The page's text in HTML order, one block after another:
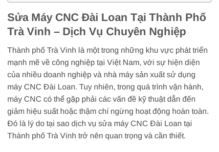
Sửa Máy CNC Đài Loan Tại Thành Phố
Trà Vinh – Dịch Vụ Chuyên Nghiệp
Thành phố Trà Vinh là một trong những khu vực phát triển
mạnh mẽ về công nghiệp tại Việt Nam, với sự hiện diện
của nhiều doanh nghiệp và nhà máy sản xuất sử dụng
máy CNC Đài Loan. Tuy nhiên, trong quá trình vận hành,
máy CNC có thể gặp phải các vấn đề kỹ thuật dẫn đến
giảm hiệu suất hoặc thậm chí ngừng hoạt động hoàn toàn.
Đó là lý do tại sao dịch vụ sửa máy CNC Đài Loan tại
Thành phố Trà Vinh trở nên quan trọng và cần thiết.